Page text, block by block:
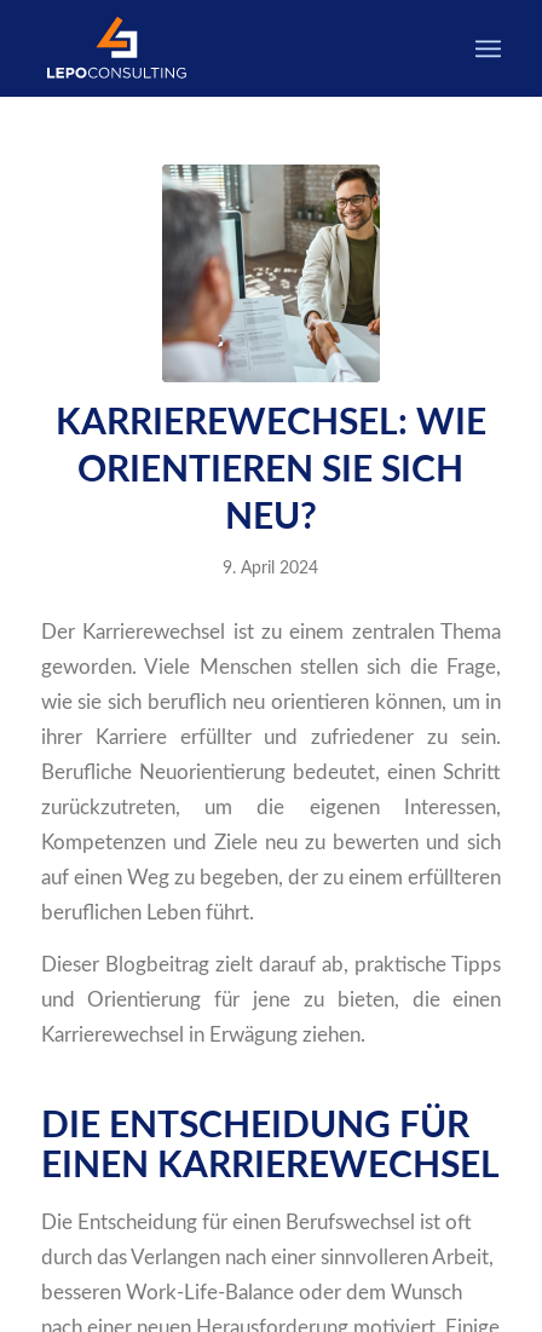
KARRIEREWECHSEL: WIE
ORIENTIEREN SIE SICH
NEU?
9. April 2024
Der Karrierewechsel ist zu einem zentralen Thema
geworden. Viele Menschen stellen sich die Frage,
wie sie sich beruflich neu orientieren können, um in
ihrer Karriere erfüllter und zufriedener zu sein.
Berufliche Neuorientierung bedeutet, einen Schritt
zurückzutreten, um die eigenen Interessen,
Kompetenzen und Ziele neu zu bewerten und sich
auf einen Weg zu begeben, der zu einem erfüllteren
beruflichen Leben führt.
Dieser Blogbeitrag zielt darauf ab, praktische Tipps
und Orientierung für jene zu bieten, die einen
Karrierewechsel in Erwägung ziehen.
DIE ENTSCHEIDUNG FÜR
EINEN KARRIEREWECHSEL
Die Entscheidung für einen Berufswechsel ist oft
durch das Verlangen nach einer sinnvolleren Arbeit,
besseren Work-Life-Balance oder dem Wunsch
nach einer neuen Herausforderung motiviert. Einige